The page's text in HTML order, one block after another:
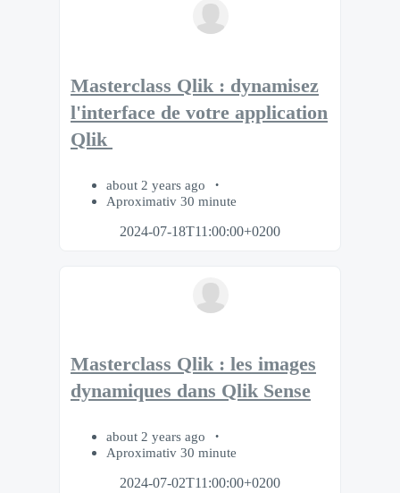
Masterclass Qlik : dynamisez
l'interface de votre application
Qlik
about 2 years ago
Aproximativ 30 minute
2024-07-18T11:00:00+0200
Masterclass Qlik : les images
dynamiques dans Qlik Sense
about 2 years ago
Aproximativ 30 minute
2024-07-02T11:00:00+0200